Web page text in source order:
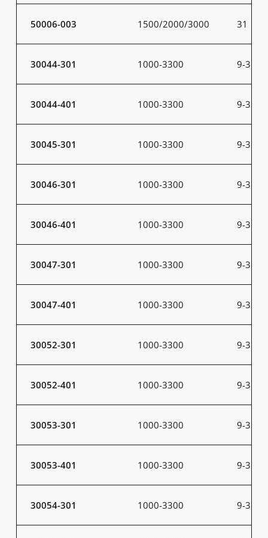
50006-003 1500/2000/3000 31
30044-301 1000-3300 9-31
30044-401 1000-3300 9-31
30045-301 1000-3300 9-31
30046-301 1000-3300 9-31
30046-401 1000-3300 9-31
30047-301 1000-3300 9-31
30047-401 1000-3300 9-31
30052-301 1000-3300 9-31
30052-401 1000-3300 9-31
30053-301 1000-3300 9-31
30053-401 1000-3300 9-31
30054-301 1000-3300 9-31